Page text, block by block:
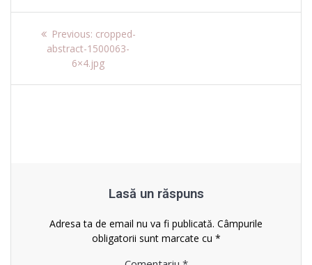
Navigare
articole
Previous: Previous
post:
cropped-
abstract-1500063-
6×4.jpg
Lasă un răspuns
Adresa ta de email nu va fi publicată. Câmpurile
obligatorii sunt marcate cu *